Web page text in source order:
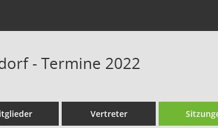
- Termine 2022
Vertreter